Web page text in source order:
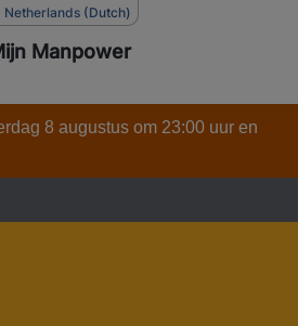
Netherlands (Dutch)
Manpower
8 augustus om 23:00 uur en